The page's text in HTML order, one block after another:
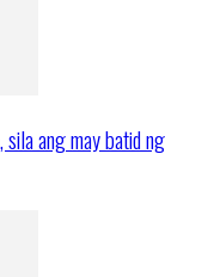
sila ang may batid ng